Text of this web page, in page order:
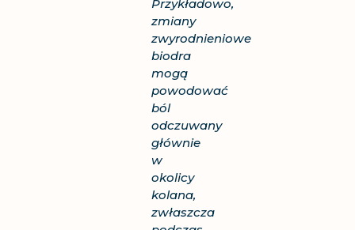
Przykładowo,
zmiany
zwyrodnieniowe
biodra
mogą
powodować
ból
odczuwany
głównie
w
okolicy
kolana,
zwłaszcza